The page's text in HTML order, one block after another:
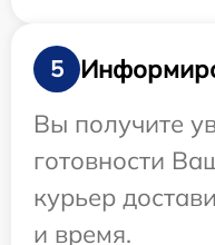
5
Вы получите
готовности
курьер
и время.